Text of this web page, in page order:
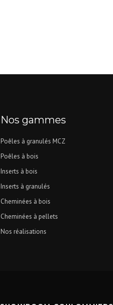
Nos gammes
Poêles à granulés MCZ
Poêles à bois
Inserts à bois
Inserts à granulés
Cheminées à bois
Cheminées à pellets
Nos réalisations